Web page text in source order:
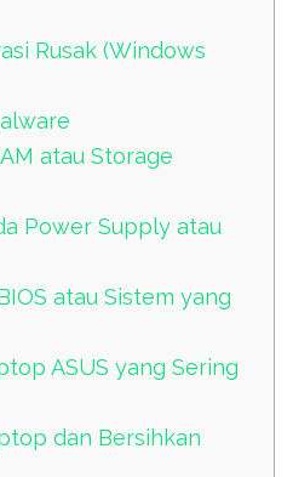
Rusak (Windows
atau Storage
Power Supply atau
atau Sistem yang
ASUS yang Sering
dan Bersihkan